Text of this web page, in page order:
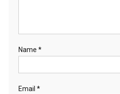
Name *
Email *